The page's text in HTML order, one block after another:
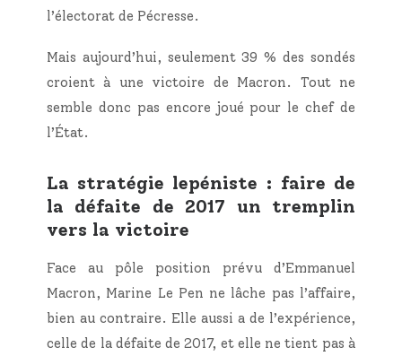
l’électorat de Pécresse.
Mais aujourd’hui, seule­ment 39 % des son­dés
croient à une vic­toire de Macron. Tout ne
semble donc pas encore joué pour le chef de
l’État.
La stratégie lepéniste : faire de
la défaite de 2017 un tremplin
vers la victoire
Face au pôle posi­tion pré­vu d’Emmanuel
Macron, Marine Le Pen ne lâche pas l’affaire,
bien au contraire. Elle aus­si a de l’expérience,
celle de la défaite de 2017, et elle ne tient pas à